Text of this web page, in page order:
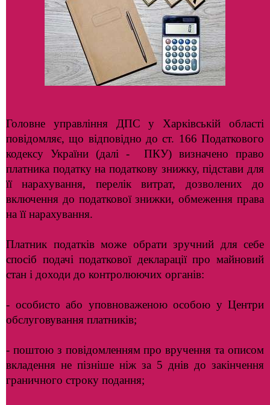
Головне управління ДПС у Харківській області
повідомляє, що відповідно до ст. 166 Податкового
кодексу України (далі - ПКУ) визначено право
платника податку на податкову знижку, підстави для
її нарахування, перелік витрат, дозволених до
включення до податкової знижки, обмеження права
на її нарахування.
Платник податків може обрати зручний для себе
спосіб подачі податкової декларації про майновий
стан і доходи до контролюючих органів:
- особисто або уповноваженою особою у Центри
обслуговування платників;
- поштою з повідомленням про вручення та описом
вкладення не пізніше ніж за 5 днів до закінчення
граничного строку подання;